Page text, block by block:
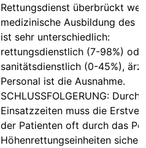
Rettungsdienst überbrückt
medizinische Ausbildung des
ist sehr unterschiedlich:
rettungsdienstlich (7-98%)
sanitätsdienstlich (0-45%),
Personal ist die Ausnahme.
SCHLUSSFOLGERUNG: Durch
Einsatzzeiten muss die
der Patienten oft durch das
Höhenrettungseinheiten